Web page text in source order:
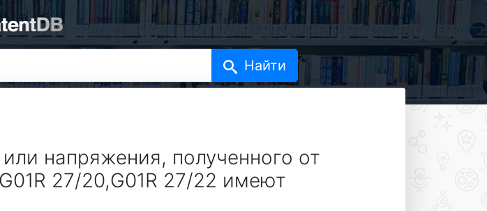
напряжения, полученного от
27/20,G01R 27/22 имеют